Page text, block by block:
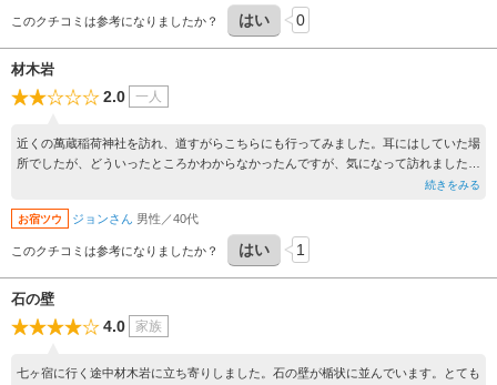
このクチコミは参考になりましたか？ はい 0
材木岩
2.0 一人
近くの萬蔵稲荷神社を訪れ、道すがらこちらにも行ってみました。耳にはしていた場
所でしたが、どういったところかわからなかったんですが、気になって訪れました。
想像以上に整備されており、川沿いだったのですが、子どもたちがたくさん遊んでい
ょっと山深いとこだったので、帰りに猿を見かけましたので、行く際は気をつけて行
くことをオススメします。
続きをみる
お宿ツウ ジョンさん 男性／40代
このクチコミは参考になりましたか？ はい 1
石の壁
4.0 家族
七ヶ宿に行く途中材木岩に立ち寄りしました。石の壁が楯状に並んでいます。とても